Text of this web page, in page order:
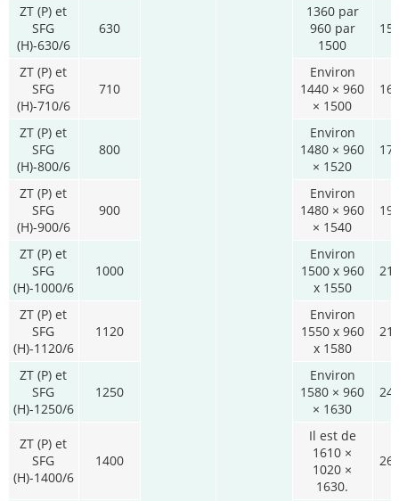
ZT (P) et
SFG
(H)-630/6
630
1360 par
960 par
1500
ZT (P) et
SFG
(H)-710/6
710
Environ
1440 × 960
× 1500
ZT (P) et
SFG
(H)-800/6
800
Environ
1480 × 960
× 1520
ZT (P) et
SFG
(H)-900/6
900
Environ
1480 × 960
× 1540
ZT (P) et
SFG
(H)-1000/6
1000
Environ
1500 x 960
x 1550
ZT (P) et
SFG
(H)-1120/6
1120
Environ
1550 x 960
x 1580
ZT (P) et
SFG
(H)-1250/6
1250
Environ
1580 × 960
× 1630
ZT (P) et
SFG
(H)-1400/6
1400
Il est de
1610 ×
1020 ×
1630.